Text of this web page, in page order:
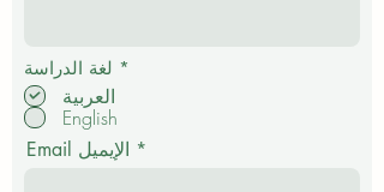
لغة الدراسة *
ي
العربية
English
Email الإيميل